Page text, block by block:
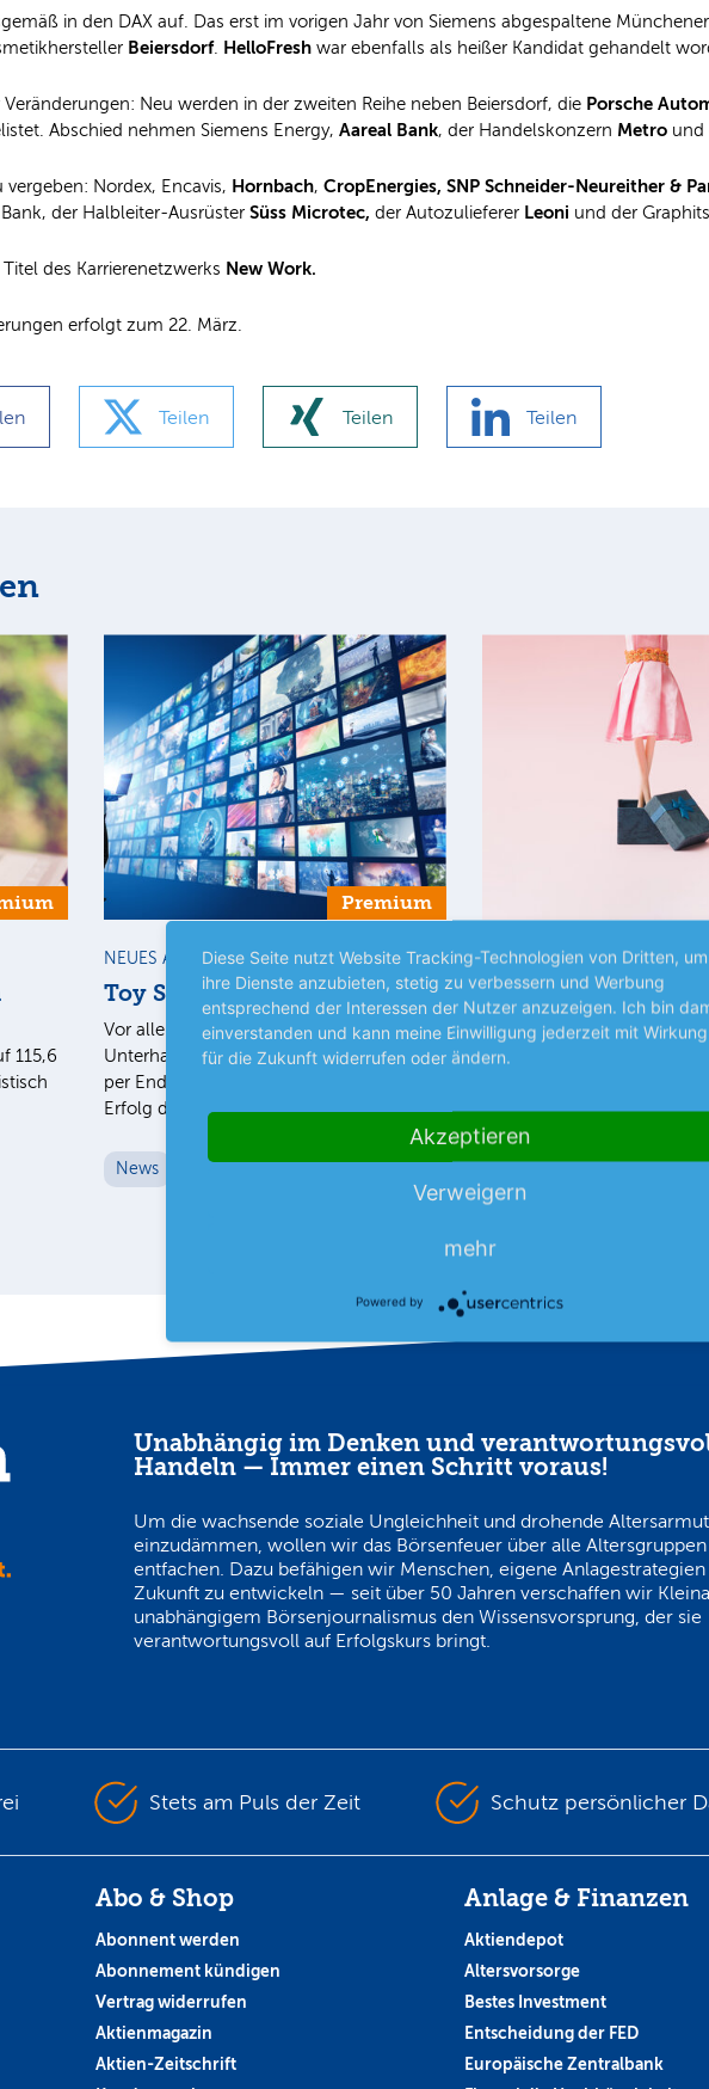
in den DAX auf. Das erst im vorigen Jahr von Siemens abgespaltene
Beiersdorf. HelloFresh war ebenfalls als heißer Kandidat gehandelt
Neu werden in der zweiten Reihe neben Beiersdorf, die Porsche
Abschied nehmen Siemens Energy, Aareal Bank, der Handelskonzern Metro und
vergeben: Nordex, Encavis, Hornbach, CropEnergies, SNP Schneider-Neureither &
der Halbleiter-Ausrüster Süss Microtec, der Autozulieferer Leoni und der
des Karrierenetzwerks New Work.
erfolgt zum 22. März.
Teilen Teilen Teilen
115,6
Premium
NEUES AUS UNTERNEHMEN
Toy Story treibt Disney
Vor allem der Film „Toy Story 5“ hat dem
Unterhaltungsriesen Disney im 3. Quartal
per Ende Juni Rückenwind gegeben. Der
Erfolg des…
mehr
News
TRENDS
Mattel sieht rot
Die angespannte
höhere Kosten haben
Unabhängig im Denken und
Handeln — Immer einen Schritt voraus!
Um die wachsende soziale Ungleichheit und drohende Altersarmut
einzudämmen, wollen wir das Börsenfeuer über alle
entfachen. Dazu befähigen wir Menschen, eigene
Zukunft zu entwickeln — seit über 50 Jahren verschaffen wir
unabhängigem Börsenjournalismus den Wissensvorsprung, der sie
verantwortungsvoll auf Erfolgskurs bringt.
Stets am Puls der Zeit Schutz persönlicher
Abo & Shop
Abonnent werden
Abonnement kündigen
Vertrag widerrufen
Aktienmagazin
Aktien-Zeitschrift
Anlage & Finanzen
Aktiendepot
Altersvorsorge
Bestes Investment
Entscheidung der FED
Europäische Zentralbank
Diese Seite nutzt Website Tracking-Technologien von Dritten, um
ihre Dienste anzubieten, stetig zu verbessern und Werbung
entsprechend der Interessen der Nutzer anzuzeigen. Ich bin
einverstanden und kann meine Einwilligung jederzeit mit Wirkung
für die Zukunft widerrufen oder ändern.
Akzeptieren
Verweigern
mehr
Powered by